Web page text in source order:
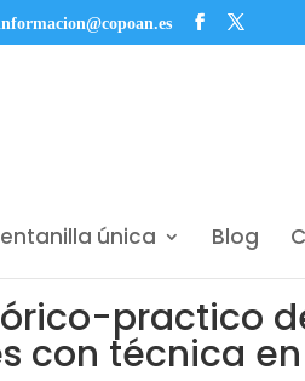
única Blog
practico
con técnica